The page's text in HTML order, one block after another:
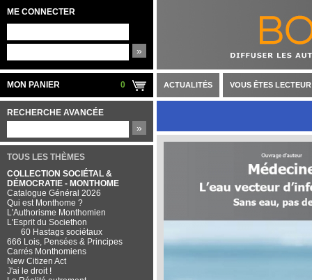
ME CONNECTER
»
MON PANIER 0
RECHERCHE AVANCÉE
»
TOUS LES THÈMES
COLLECTION SOCIÉTAL &
DÉMOCRATIE - MONTHOME
Catalogue Général 2026
Qui est Monthome ?
L'Authorisme Monthomien
L'Esprit du Societhon
60 Hastags sociétaux
666 Lois, Pensées & Principes
Carrés Monthomiens
New Citizen Act
J'ai le droit !
ACTUALITÉS VOUS ÊTES LECTEUR